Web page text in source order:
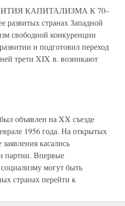
КАПИТАЛИЗМА К 70–
развитых странах Западной
свободной конкуренции
и подготовил переход
трети XIX в. возникают
объявлен на XX съезде
1956 года. На открытых
касались
партии. Впервые
могут быть
странах перейти к